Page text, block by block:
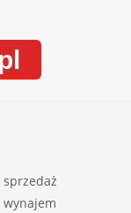
sprzedaż
wynajem